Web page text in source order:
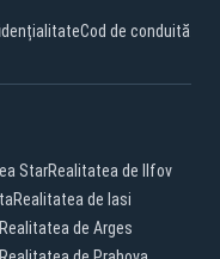
Cod de conduită
StarRealitatea de Ilfov
Realitatea de Iasi
Realitatea de Arges